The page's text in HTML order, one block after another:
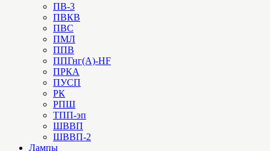
ПВ-3
ПВКВ
ПВС
ПМЛ
ППВ
ППГнг(А)-HF
ПРКА
ПУСП
РК
РПШ
ТПП-эп
ШВВП
ШВВП-2
Лампы